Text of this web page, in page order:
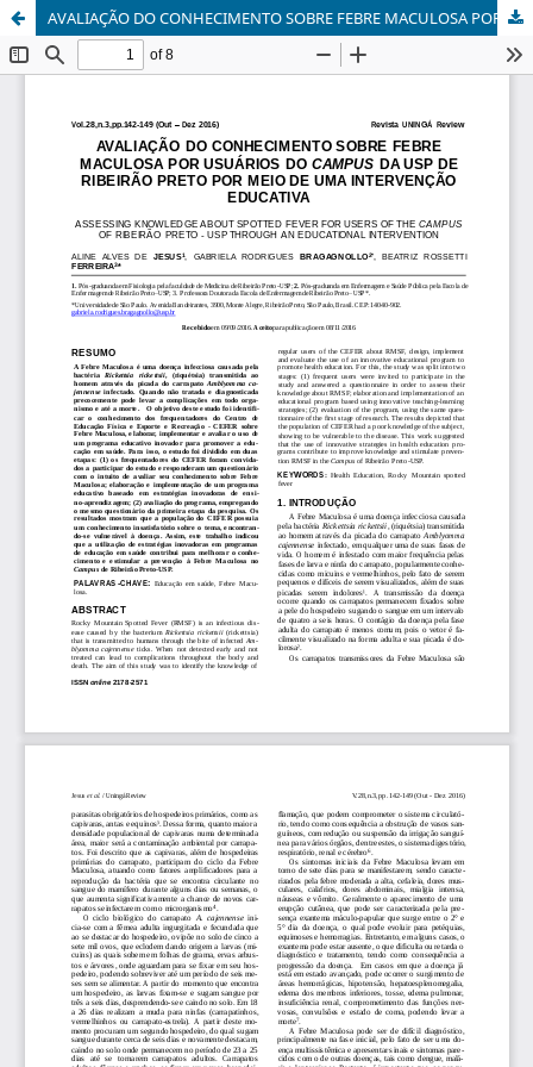
AVALIAÇÃO DO CONHECIMENTO SOBRE FEBRE MACULOSA POR USUÁRIOS DO CAMPUS DA USP DE RIBEIRÃO PRETO POR MEIO DE UMA INTERVENÇÃO EDUCATIVA